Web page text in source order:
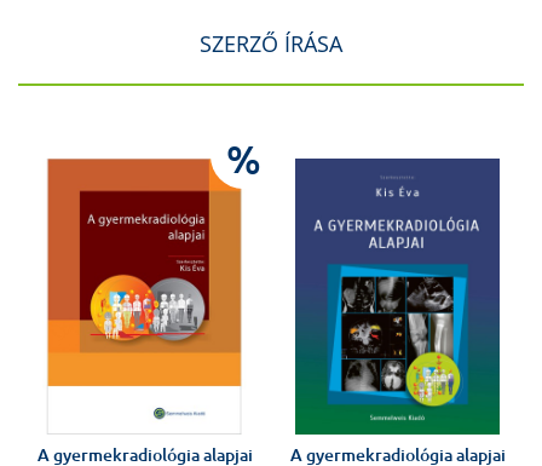
SZERZŐ ÍRÁSA
%
A gyermekradiológia alapjai A gyermekradiológia alapjai